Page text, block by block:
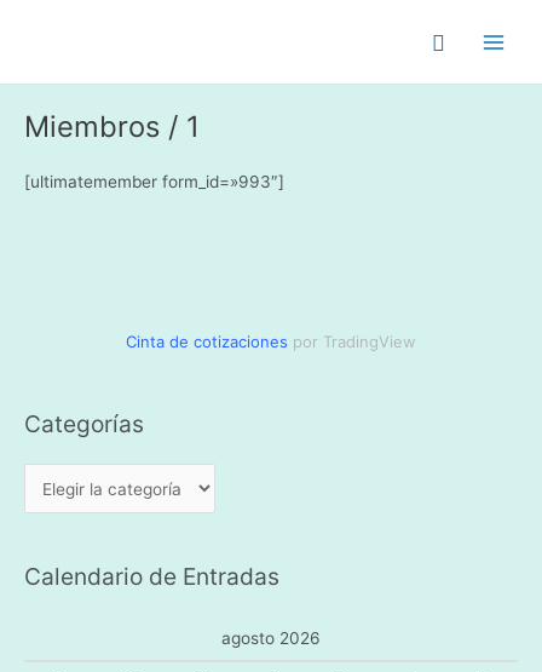
Buscar
Cinta de cotizaciones por TradingView
Categorías
a
e
Calendario de Entradas
agosto 2026
Miembros / 1
[ultimatemember form_id=»993″]